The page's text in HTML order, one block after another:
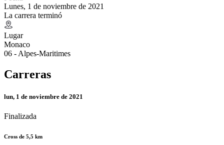
Lunes, 1 de noviembre de 2021
La carrera terminó
Lugar
Monaco
06 - Alpes-Maritimes
Carreras
lun, 1 de noviembre de 2021
Finalizada
Cross de 5,5 km